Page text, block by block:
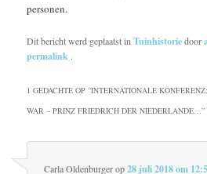
personen.
Dit bericht werd geplaatst inTuinhistoriedoor
permalink .
1 GEDACHTE OP “INTERNATIONALE
WAR – PRINZ FRIEDRICH DER NIEDERLANDE…”
Carla Oldenburgerop28 juli 2018 om